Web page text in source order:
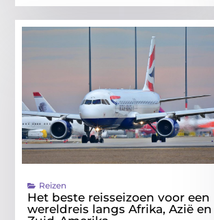
Reizen
Het beste reisseizoen voor een
wereldreis langs Afrika, Azië en